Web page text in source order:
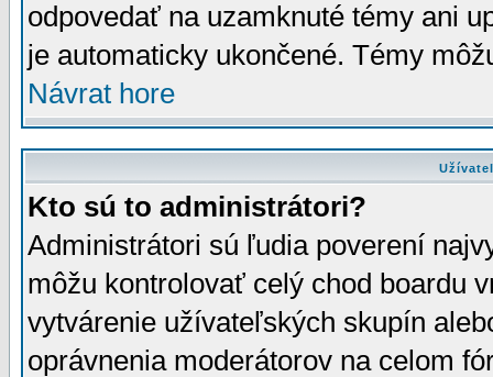
odpovedať na uzamknuté témy ani
je automaticky ukončené. Témy
Návrat hore
Kto sú to administrátori?
Administrátori sú ľudia poverení
môžu kontrolovať celý chod boardu
vytvárenie užívateľských skupín
oprávnenia moderátorov na celom